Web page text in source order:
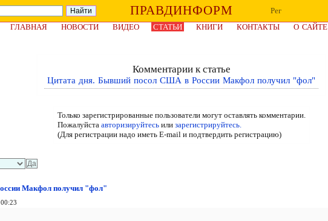
ПРАВДИНФОРМ
Рег
ГЛАВНАЯ
НОВОСТИ ВИДЕО СТАТЬИ КНИГИ КОНТАКТЫ О САЙТЕ
Комментарии к статье
Цитата дня. Бывший посол США в России Макфол получил "фол"
Только зарегистрированные пользователи могут оставлять комментарии.
Пожалуйста авторизируйтесьили зарегистрируйтесь.
(Для регистрации надо иметь E-mail и подтвердить регистрацию)
Макфол получил "фол"